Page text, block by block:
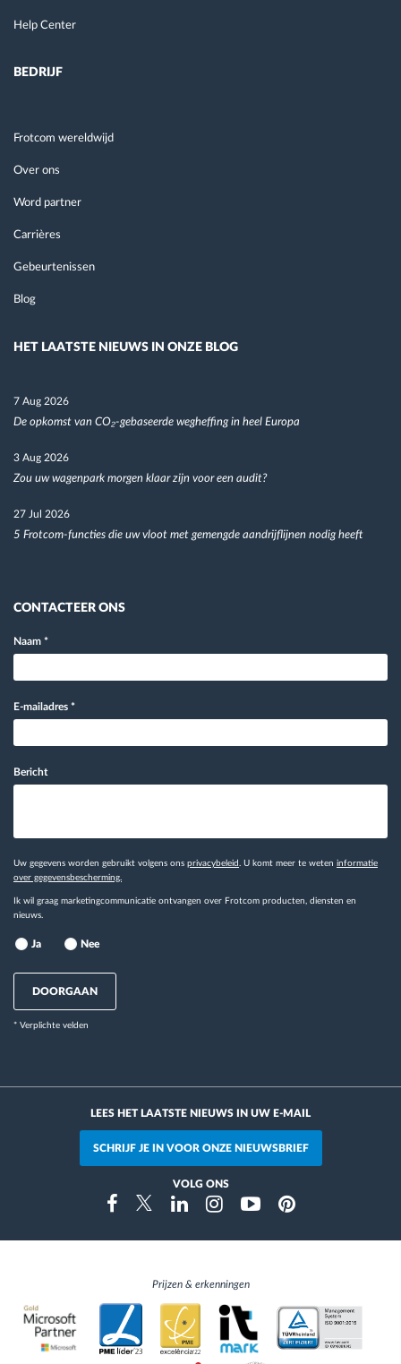
Help Center
BEDRIJF
Frotcom wereldwijd
Over ons
Word partner
Carrières
Gebeurtenissen
Blog
HET LAATSTE NIEUWS IN ONZE BLOG
7 Aug 2026
De opkomst van CO₂-gebaseerde wegheffing in heel Europa
3 Aug 2026
Zou uw wagenpark morgen klaar zijn voor een audit?
27 Jul 2026
5 Frotcom-functies die uw vloot met gemengde aandrijflijnen nodig heeft
CONTACTEER ONS
Naam *
E-mailadres *
Bericht
Uw gegevens worden gebruikt volgens ons privacybeleid . U komt meer te weten informatie
over gegevensbescherming.
Ik wil graag marketingcommunicatie ontvangen over Frotcom producten, diensten en
nieuws.
Ja Nee
DOORGAAN
* Verplichte velden
LEES HET LAATSTE NIEUWS IN UW E-MAIL
SCHRIJF JE IN VOOR ONZE NIEUWSBRIEF
VOLG ONS
FacebookTwitterLinkedinInstragramYoutubePinterest
Prijzen & erkenningen